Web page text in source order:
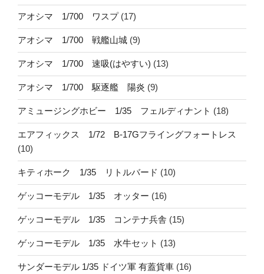
アオシマ 1/700 ワスプ(17)
アオシマ 1/700 戦艦山城 (9)
アオシマ 1/700 速吸(はやすい) (13)
アオシマ 1/700 駆逐艦 陽炎 (9)
アミュージングホビー 1/35 フェルディナント (18)
エアフィックス 1/72 B-17Gフライングフォートレス
(10)
キティホーク 1/35 リトルバード (10)
ゲッコーモデル 1/35 オッター (16)
ゲッコーモデル 1/35 コンテナ兵舎 (15)
ゲッコーモデル 1/35 水牛セット (13)
サンダーモデル 1/35 ドイツ軍 有蓋貨車 (16)